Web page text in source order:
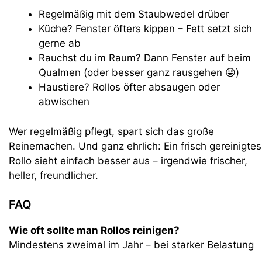
Regelmäßig mit dem Staubwedel drüber
Küche? Fenster öfters kippen – Fett setzt sich
gerne ab
Rauchst du im Raum? Dann Fenster auf beim
Qualmen (oder besser ganz rausgehen 😜)
Haustiere? Rollos öfter absaugen oder
abwischen
Wer regelmäßig pflegt, spart sich das große
Reinemachen. Und ganz ehrlich: Ein frisch gereinigtes
Rollo sieht einfach besser aus – irgendwie frischer,
heller, freundlicher.
FAQ
Wie oft sollte man Rollos reinigen?
Mindestens zweimal im Jahr – bei starker Belastung